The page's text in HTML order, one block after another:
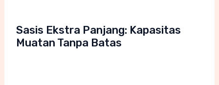
Sasis Ekstra Panjang: Kapasitas
Muatan Tanpa Batas